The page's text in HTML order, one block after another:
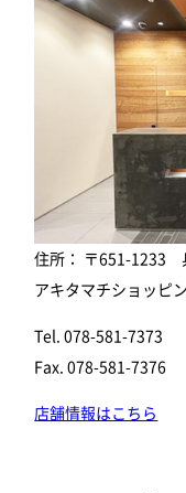
住所： 〒651-1233
アキタマチショッピ
Tel. 078-581-7373
Fax. 078-581-7376
店舗情報はこちら